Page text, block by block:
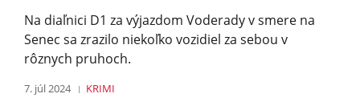
Na diaľnici D1 za výjazdom Voderady v smere na
Senec sa zrazilo niekoľko vozidiel za sebou v
rôznych pruhoch.
7. júl 2024 KRIMI